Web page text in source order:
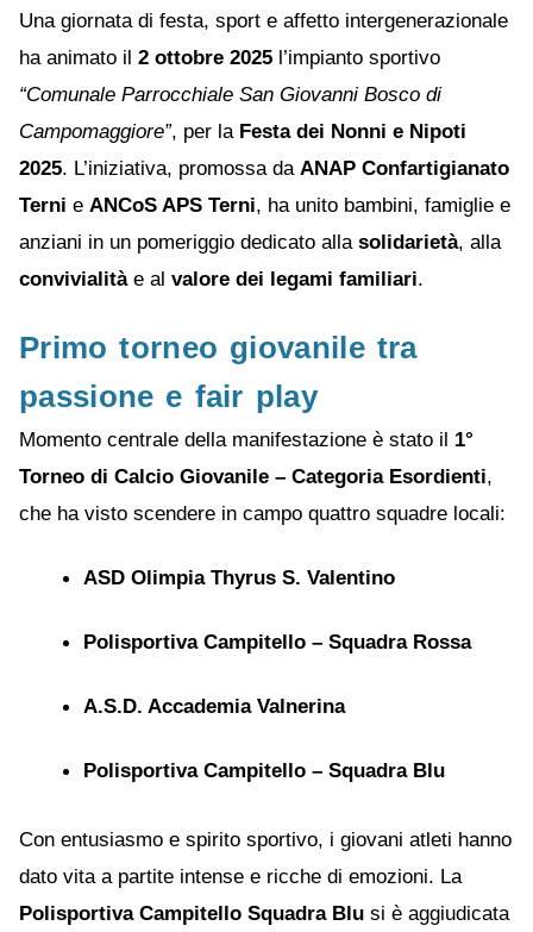
Una giornata di festa, sport e affetto intergenerazionale
ha animato il 2 ottobre 2025 l’impianto sportivo
“Comunale Parrocchiale San Giovanni Bosco di
Campomaggiore”, per la Festa dei Nonni e Nipoti
2025. L’iniziativa, promossa da ANAP Confartigianato
Terni e ANCoS APS Terni, ha unito bambini, famiglie e
anziani in un pomeriggio dedicato alla solidarietà, alla
convivialitàe al valore dei legami familiari.
Primo torneo giovanile tra
passione e fair play
Momento centrale della manifestazione è stato il 1°
Torneo di Calcio Giovanile – Categoria Esordienti,
che ha visto scendere in campo quattro squadre locali:
ASD Olimpia Thyrus S. Valentino
Polisportiva Campitello – Squadra Rossa
A.S.D. Accademia Valnerina
Polisportiva Campitello – Squadra Blu
Con entusiasmo e spirito sportivo, i giovani atleti hanno
dato vita a partite intense e ricche di emozioni. La
Polisportiva Campitello Squadra Blu si è aggiudicata